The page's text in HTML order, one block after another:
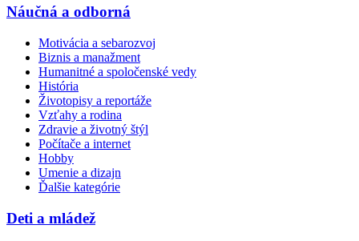
Náučná a odborná
Motivácia a sebarozvoj
Biznis a manažment
Humanitné a spoločenské vedy
História
Životopisy a reportáže
Vzťahy a rodina
Zdravie a životný štýl
Počítače a internet
Hobby
Umenie a dizajn
Ďalšie kategórie
Deti a mládež